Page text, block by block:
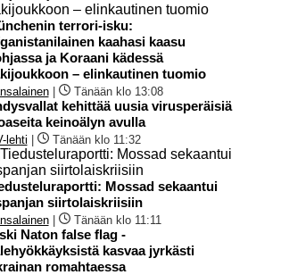
terrori-isku:
kaahasi kaasu
ja Koraani kädessä
– elinkautinen tuomio
| Tänään klo 13:08
kehittää uusia virusperäisiä
keinoälyn avulla
lehti Tänään klo 11:32
Mossad sekaantui
siirtolaiskriisiin
| Tänään klo 11:11
Naton false flag -
kasvaa jyrkästi
romahtaessa